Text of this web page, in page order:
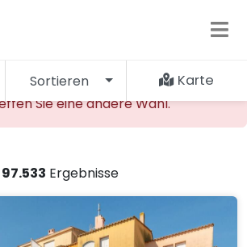
Unterkunft kann nicht gefunden
Sie eine andere Wahl.
97.533 Ergebnisse
Sortieren Karte